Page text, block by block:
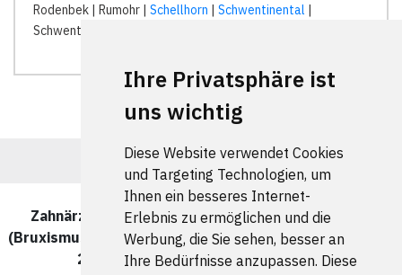
Ihre Privatsphäre ist
uns wichtig
Diese Website verwendet Cookies
und Targeting Technologien, um
Ihnen ein besseres Internet-
Erlebnis zu ermöglichen und die
Werbung, die Sie sehen, besser an
Ihre Bedürfnisse anzupassen. Diese
Rodenbek | Rumohr | Schellhorn | Schwentinental |
Schwentinental (Raisdorf) |
Zahnärzte und Zahnärztinnen für Zähneknirschen
(Bruxismus) in Kiel Rönne wurde zuletzt am 07. August
2026 um 00:00:08 Uhr aktualisiert.